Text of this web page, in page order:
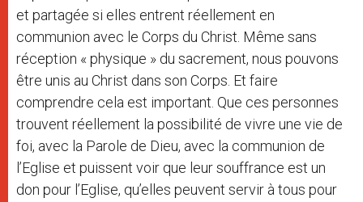
et partagée si elles entrent réellement en
communion avec le Corps du Christ. Même sans
réception « physique » du sacrement, nous pouvons
être unis au Christ dans son Corps. Et faire
comprendre cela est important. Que ces personnes
trouvent réellement la possibilité de vivre une vie de
foi, avec la Parole de Dieu, avec la communion de
l’Eglise et puissent voir que leur souffrance est un
don pour l’Eglise, qu’elles peuvent servir à tous pour